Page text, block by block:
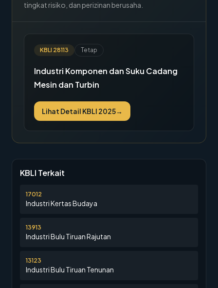
tingkat risiko, dan perizinan berusaha.
KBLI 28113 Tetap
Industri Komponen dan Suku Cadang
Mesin dan Turbin
Lihat Detail KBLI 2025→
KBLI Terkait
17012
Industri Kertas Budaya
13913
Industri Bulu Tiruan Rajutan
13123
Industri Bulu Tiruan Tenunan